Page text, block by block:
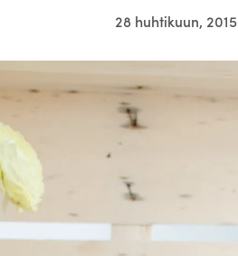
28 huhtikuun, 2015